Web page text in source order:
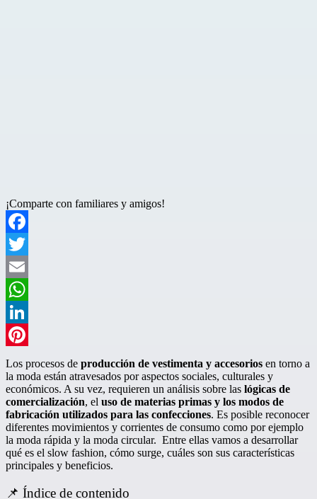
¡Comparte con familiares y amigos!
Facebook
Twitter
Email
WhatsApp
LinkedIn
Pinterest
Los procesos de producción de vestimenta y accesorios en torno a
la moda están atravesados por aspectos sociales, culturales y
económicos. A su vez, requieren un análisis sobre las lógicas de
comercialización, el uso de materias primas y los modos de
fabricación utilizados para las confecciones. Es posible reconocer
diferentes movimientos y corrientes de consumo como por ejemplo
la moda rápida y la moda circular. Entre ellas vamos a desarrollar
qué es el slow fashion, cómo surge, cuáles son sus características
principales y beneficios.
📌 Índice de contenido